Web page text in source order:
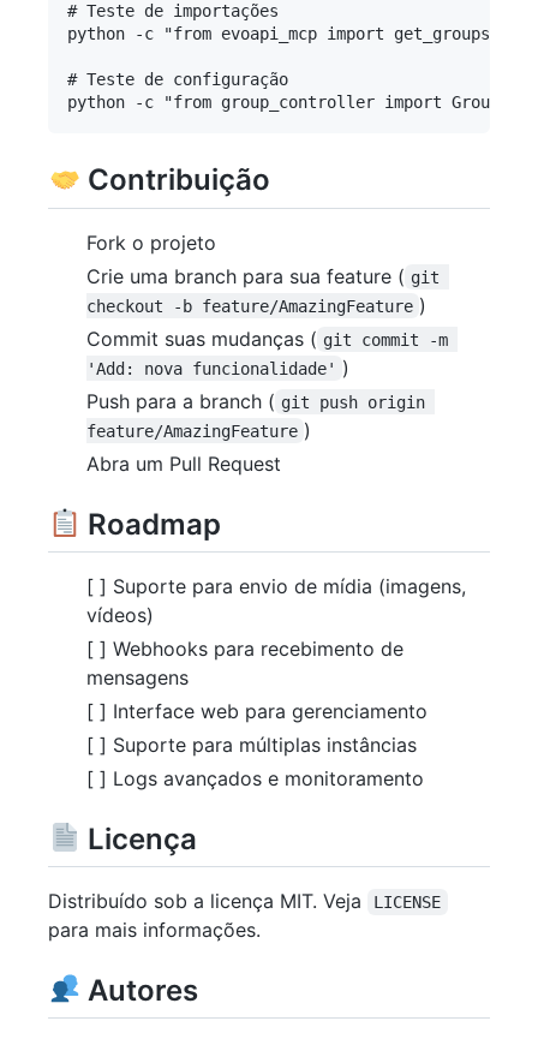
# Teste de importações
python -c "from evoapi_mcp import get_groups;
# Teste de configuração
python -c "from group_controller import
Contribuição
Fork o projeto
Crie uma branch para sua feature ( git
checkout -b feature/AmazingFeature )
Commit suas mudanças ( git commit -m
'Add: nova funcionalidade' )
Push para a branch ( git push origin
feature/AmazingFeature )
Abra um Pull Request
Roadmap
[ ] Suporte para envio de mídia (imagens,
vídeos)
[ ] Webhooks para recebimento de
mensagens
[ ] Interface web para gerenciamento
[ ] Suporte para múltiplas instâncias
[ ] Logs avançados e monitoramento
Licença
Distribuído sob a licença MIT. Veja LICENSE
para mais informações.
Autores